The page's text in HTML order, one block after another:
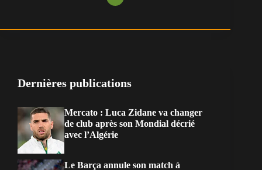
Dernières publications
Mercato : Luca Zidane va changer
de club après son Mondial décrié
avec l’Algérie
Le Barça annule son match à